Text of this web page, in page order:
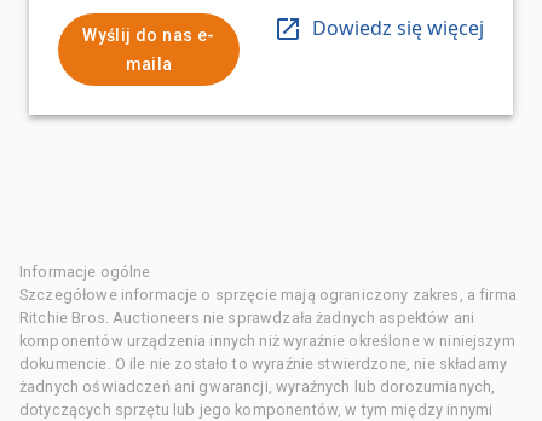
Wyślij do nas e-
maila
Dowiedz się więcej
Informacje ogólne
Szczegółowe informacje o sprzęcie mają ograniczony zakres, a firma
Ritchie Bros. Auctioneers nie sprawdzała żadnych aspektów ani
komponentów urządzenia innych niż wyraźnie określone w niniejszym
dokumencie. O ile nie zostało to wyraźnie stwierdzone, nie składamy
żadnych oświadczeń ani gwarancji, wyraźnych lub dorozumianych,
dotyczących sprzętu lub jego komponentów, w tym między innymi